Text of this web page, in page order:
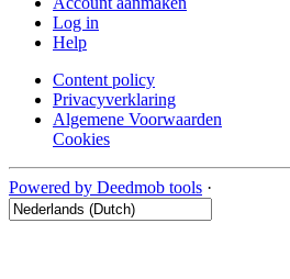
Log in
Help
Content policy
Privacyverklaring
Algemene Voorwaarden
Cookies
Powered by Deedmob tools ·